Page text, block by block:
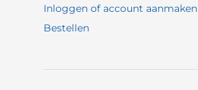
Inloggen of account aanmaken
Bestellen